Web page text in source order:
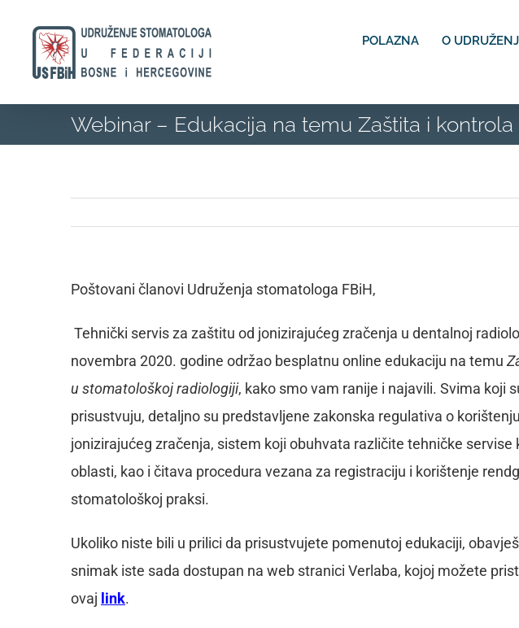
content
POLAZNA O
Webinar – Edukacija na temu Zaštita i
Poštovani članovi Udruženja stomatologa FBiH,
Tehnički servis za zaštitu od jonizirajućeg zračenja u dentalnoj
novembra 2020. godine održao besplatnu online edukaciju na temu
u stomatološkoj radiologiji, kako smo vam ranije i najavili. Svima koji
prisustvuju, detaljno su predstavljene zakonska regulativa o
jonizirajućeg zračenja, sistem koji obuhvata različite tehničke servise
oblasti, kao i čitava procedura vezana za registraciju i korištenje
stomatološkoj praksi.
Ukoliko niste bili u prilici da prisustvujete pomenutoj edukaciji,
snimak iste sada dostupan na web stranici Verlaba, kojoj možete
ovaj link.